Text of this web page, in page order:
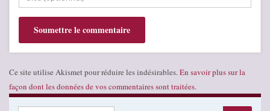
Ce site utilise Akismet pour réduire les indésirables. En savoir plus sur la
façon dont les données de vos commentaires sont traitées.